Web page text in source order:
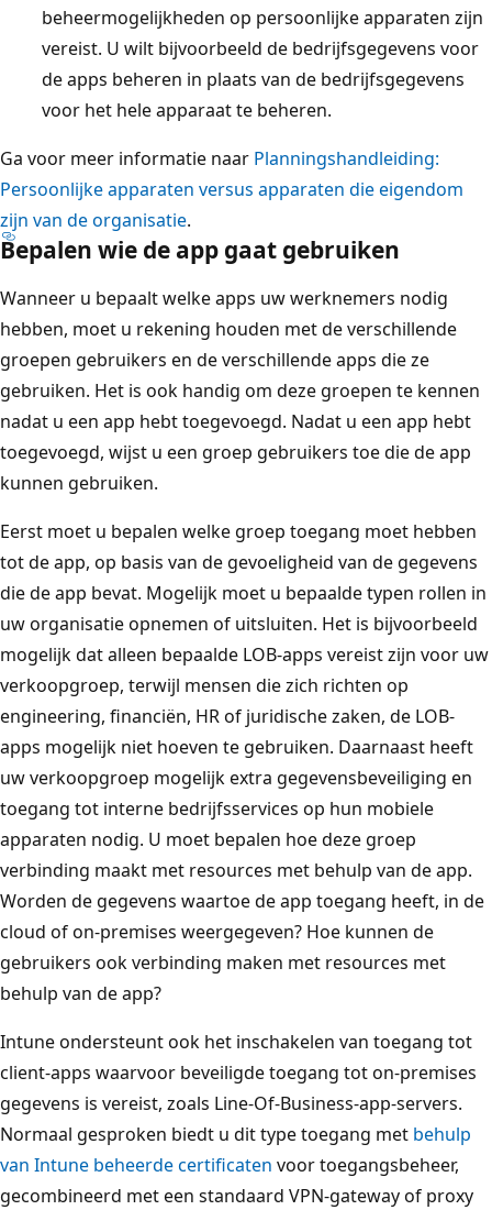
beheermogelijkheden op persoonlijke apparaten zijn
vereist. U wilt bijvoorbeeld de bedrijfsgegevens voor
de apps beheren in plaats van de bedrijfsgegevens
voor het hele apparaat te beheren.
Ga voor meer informatie naar Planningshandleiding:
Persoonlijke apparaten versus apparaten die eigendom
zijn van de organisatie.
Bepalen wie de app gaat gebruiken
Wanneer u bepaalt welke apps uw werknemers nodig
hebben, moet u rekening houden met de verschillende
groepen gebruikers en de verschillende apps die ze
gebruiken. Het is ook handig om deze groepen te kennen
nadat u een app hebt toegevoegd. Nadat u een app hebt
toegevoegd, wijst u een groep gebruikers toe die de app
kunnen gebruiken.
Eerst moet u bepalen welke groep toegang moet hebben
tot de app, op basis van de gevoeligheid van de gegevens
die de app bevat. Mogelijk moet u bepaalde typen rollen in
uw organisatie opnemen of uitsluiten. Het is bijvoorbeeld
mogelijk dat alleen bepaalde LOB-apps vereist zijn voor uw
verkoopgroep, terwijl mensen die zich richten op
engineering, financiën, HR of juridische zaken, de LOB-
apps mogelijk niet hoeven te gebruiken. Daarnaast heeft
uw verkoopgroep mogelijk extra gegevensbeveiliging en
toegang tot interne bedrijfsservices op hun mobiele
apparaten nodig. U moet bepalen hoe deze groep
verbinding maakt met resources met behulp van de app.
Worden de gegevens waartoe de app toegang heeft, in de
cloud of on-premises weergegeven? Hoe kunnen de
gebruikers ook verbinding maken met resources met
behulp van de app?
Intune ondersteunt ook het inschakelen van toegang tot
client-apps waarvoor beveiligde toegang tot on-premises
gegevens is vereist, zoals Line-Of-Business-app-servers.
Normaal gesproken biedt u dit type toegang met behulp
van Intune beheerde certificaten voor toegangsbeheer,
gecombineerd met een standaard VPN-gateway of proxy